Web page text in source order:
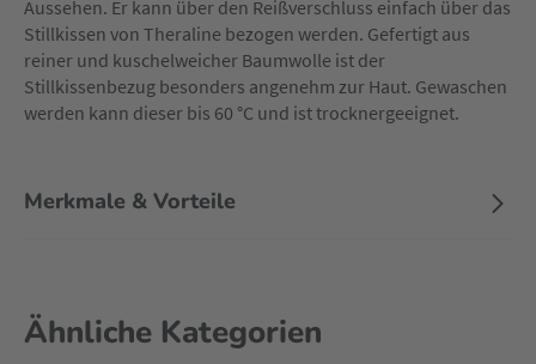
Aussehen. Er kann über den Reißverschluss einfach über das
Stillkissen von Theraline bezogen werden. Gefertigt aus
reiner und kuschelweicher Baumwolle ist der
Stillkissenbezug besonders angenehm zur Haut. Gewaschen
werden kann dieser bis 60 °C und ist trocknergeeignet.
Merkmale & Vorteile
Ähnliche Kategorien